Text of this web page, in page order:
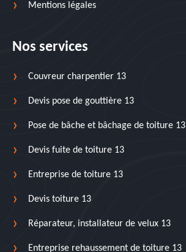
Mentions légales
Nos services
Couvreur charpentier 13
Devis pose de gouttière 13
Pose de bâche et bâchage de toiture 13
Devis fuite de toiture 13
Entreprise de toiture 13
Devis toiture 13
Réparateur, installateur de velux 13
Entreprise rehaussement de toiture 13